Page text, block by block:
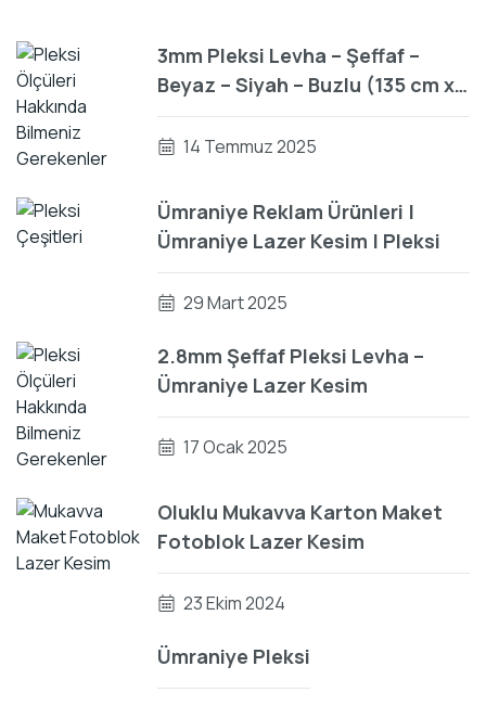
3mm Pleksi Levha – Şeffaf –
Beyaz – Siyah – Buzlu (135 cm x
200 cm)
14 Temmuz 2025
Ümraniye Reklam Ürünleri |
Ümraniye Lazer Kesim | Pleksi
29 Mart 2025
2.8mm Şeffaf Pleksi Levha –
Ümraniye Lazer Kesim
17 Ocak 2025
Oluklu Mukavva Karton Maket
Fotoblok Lazer Kesim
23 Ekim 2024
Ümraniye Pleksi